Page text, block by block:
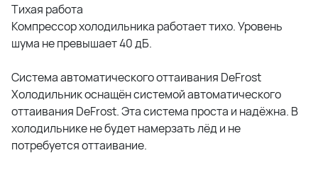
Тихая работа
Компрессор холодильника работает тихо. Уровень
шума не превышает 40 дБ.
Система автоматического оттаивания DeFrost
Холодильник оснащён системой автоматического
оттаивания DeFrost. Эта система проста и надёжна. В
холодильнике не будет намерзать лёд и не
потребуется оттаивание.